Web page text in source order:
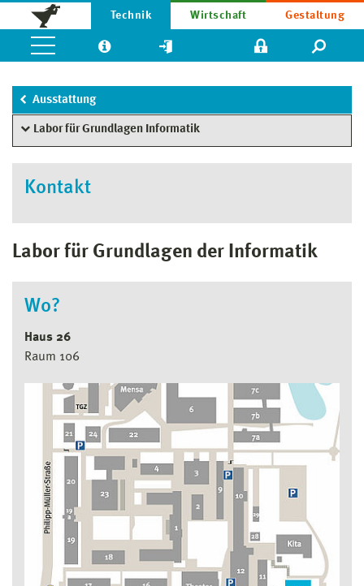
Technik Wirtschaft Gestaltung
Ausstattung
Labor für Grundlagen Informatik
Kontakt
Labor für Grundlagen der Informatik
Wo?
Haus 26
Raum 106